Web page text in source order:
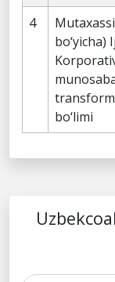
4
bo‘limi